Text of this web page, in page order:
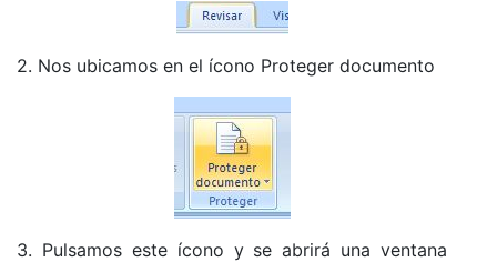
2. Nos ubicamos en el ícono Proteger documento
3. Pulsamos este ícono y se abrirá una ventana